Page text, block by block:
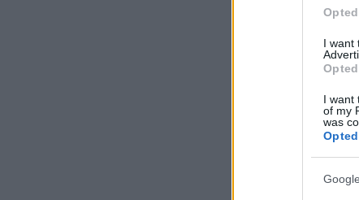
I want
I want
of my
was